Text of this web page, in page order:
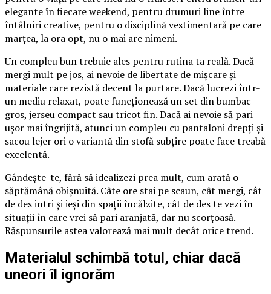
elegante în fiecare weekend, pentru drumuri line între
întâlniri creative, pentru o disciplină vestimentară pe care
marțea, la ora opt, nu o mai are nimeni.
Un compleu bun trebuie ales pentru rutina ta reală. Dacă
mergi mult pe jos, ai nevoie de libertate de mișcare și
materiale care rezistă decent la purtare. Dacă lucrezi într-
un mediu relaxat, poate funcționează un set din bumbac
gros, jerseu compact sau tricot fin. Dacă ai nevoie să pari
ușor mai îngrijită, atunci un compleu cu pantaloni drepți și
sacou lejer ori o variantă din stofă subțire poate face treabă
excelentă.
Gândește-te, fără să idealizezi prea mult, cum arată o
săptămână obișnuită. Câte ore stai pe scaun, cât mergi, cât
de des intri și ieși din spații încălzite, cât de des te vezi în
situații în care vrei să pari aranjată, dar nu scorțoasă.
Răspunsurile astea valorează mai mult decât orice trend.
Materialul schimbă totul, chiar dacă
uneori îl ignorăm